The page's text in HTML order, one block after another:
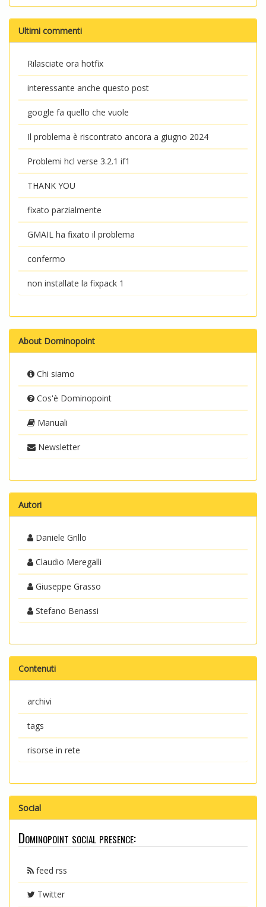
Ultimi commenti
Rilasciate ora hotfix
interessante anche questo post
google fa quello che vuole
Il problema è riscontrato ancora a giugno 2024
Problemi hcl verse 3.2.1 if1
THANK YOU
fixato parzialmente
GMAIL ha fixato il problema
confermo
non installate la fixpack 1
About Dominopoint
Chi siamo
Cos'è Dominopoint
Manuali
Newsletter
Autori
Daniele Grillo
Claudio Meregalli
Giuseppe Grasso
Stefano Benassi
Contenuti
archivi
tags
risorse in rete
Social
Dominopoint social presence:
feed rss
Twitter